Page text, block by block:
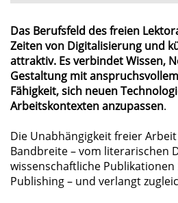
Das Berufsfeld des freien
Zeiten von Digitalisierung und
attraktiv. Es verbindet Wissen,
Gestaltung mit
Fähigkeit, sich neuen
Arbeitskontexten anzupassen.
Die Unabhängigkeit freier
Bandbreite – vom literarischen
wissenschaftliche
Publishing – und verlangt